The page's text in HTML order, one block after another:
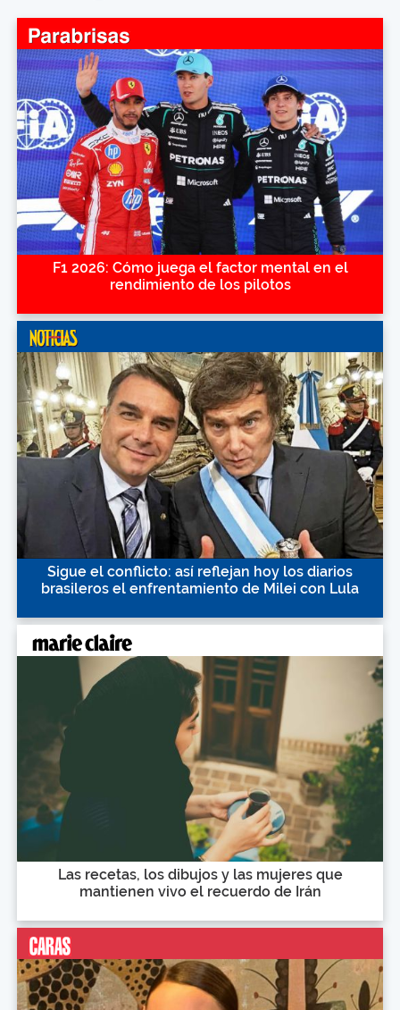
F1 2026: Cómo juega el factor mental en el
rendimiento de los pilotos
Sigue el conflicto: así reflejan hoy los diarios
brasileros el enfrentamiento de Milei con Lula
Las recetas, los dibujos y las mujeres que
mantienen vivo el recuerdo de Irán